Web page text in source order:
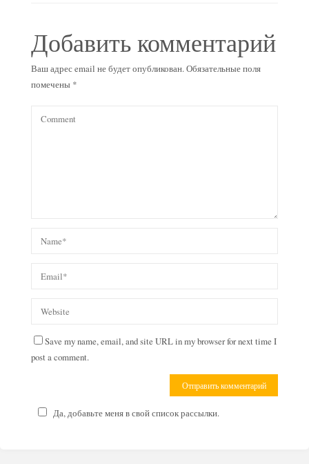
Добавить комментарий
Ваш адрес email не будет опубликован.Обязательные поля
помечены *
Save my name, email, and site URL in my browser for next time I
post a comment.
Да, добавьте меня в свой список рассылки.